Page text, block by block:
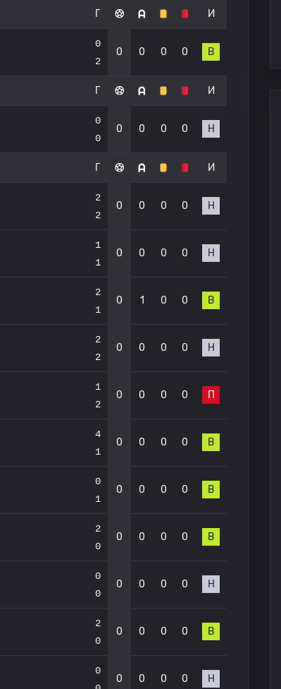
Г И
0
2
0 0 0 0 В
Г И
0
0
0 0 0 0 Н
Г И
2
2
0 0 0 0 Н
1
1
0 0 0 0 Н
2
1
0 1 0 0 В
2
2
0 0 0 0 Н
1
2
0 0 0 0 П
4
1
0 0 0 0 В
0
1
0 0 0 0 В
2
0
0 0 0 0 В
0
0
0 0 0 0 Н
2
0
0 0 0 0 В
0
0 0 0 0 Н